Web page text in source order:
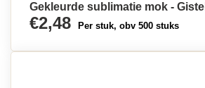
Gekleurde sublimatie mok - Gistel
€2,48 Per stuk, obv 500 stuks